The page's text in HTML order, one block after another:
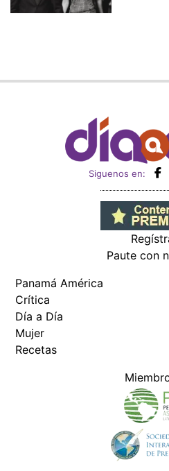
Siguenos en:
Paute con
Panamá América
Crítica
Día a Día
Mujer
Recetas